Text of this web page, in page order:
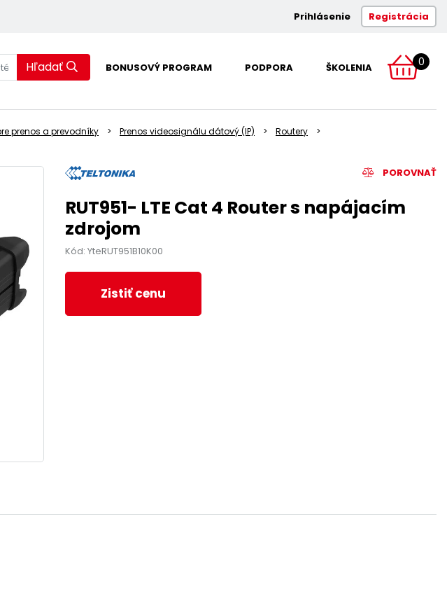
Prihlásenie Registrácia
Hľadať BONUSOVÝ PROGRAM PODPORA ŠKOLENIA 0
prenos a prevodníky Prenos videosignálu dátový (IP)
Routery
POROVNAŤ
RUT951- LTE Cat 4 Router s napájacím
zdrojom
Kód: YteRUT951B10K00
Zistiť cenu